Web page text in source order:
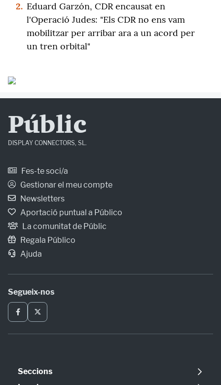
2. Eduard Garzón, CDR encausat en
l'Operació Judes: "Els CDR no ens vam
mobilitzar per arribar ara a un acord per
un tren orbital"
Públic
DISPLAY CONNECTORS, SL.
Fes-te soci/a
Gestionar el meu compte
Newsletters
Aportació puntual a Público
La comunitat de Públic
Regala Público
Ajuda
Segueix-nos
Seccions